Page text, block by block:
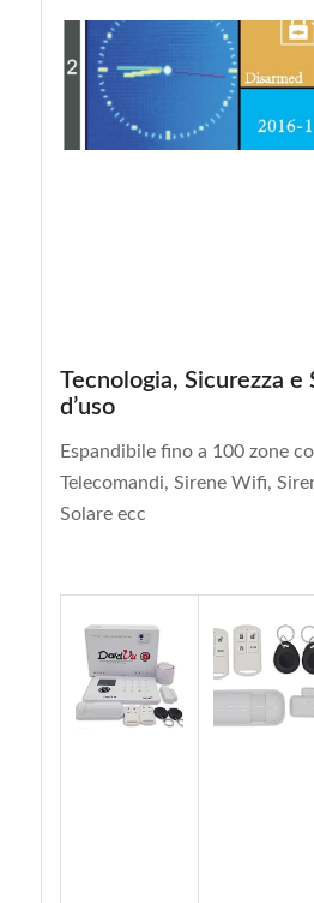
Tecnologia, Sicurezza e
d’uso
Espandibile fino a 100 zone
Telecomandi, Sirene Wifi,
Solare ecc